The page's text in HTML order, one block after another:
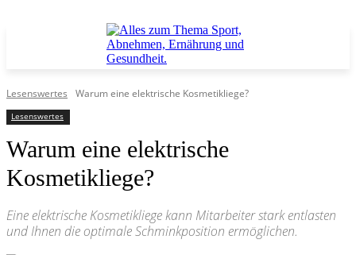
Lesenswertes Warum eine elektrische Kosmetikliege?
Lesenswertes
Warum eine elektrische
Kosmetikliege?
Eine elektrische Kosmetikliege kann Mitarbeiter stark entlasten
und Ihnen die optimale Schminkposition ermöglichen.